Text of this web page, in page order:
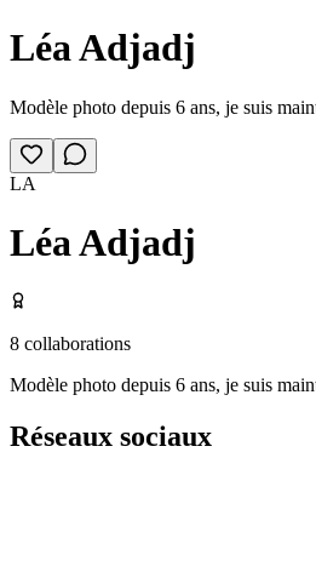
Léa Adjadj
Modèle photo depuis 6 ans, je suis
LA
Léa Adjadj
8 collaborations
Modèle photo depuis 6 ans, je suis
Réseaux sociaux